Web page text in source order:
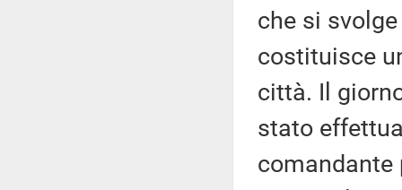
che si
costituisce
città. Il
stato
comandante